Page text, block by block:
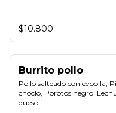
$10.800
Burrito pollo
Pollo salteado con cebolla,
choclo, Porotos negro
queso.